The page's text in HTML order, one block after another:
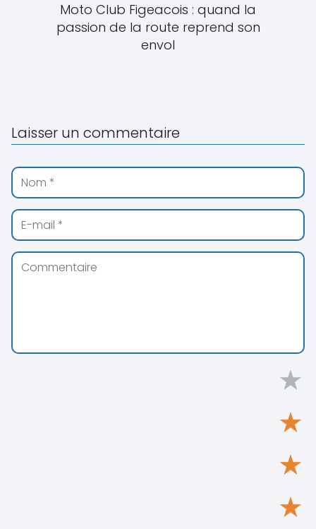
Moto Club Figeacois : quand la
passion de la route reprend son
envol
Laisser un commentaire
★
★
★
★